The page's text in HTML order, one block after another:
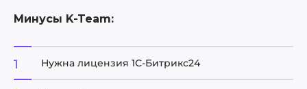
Минусы K-Team:
Нужна лицензия 1С-Битрикс24